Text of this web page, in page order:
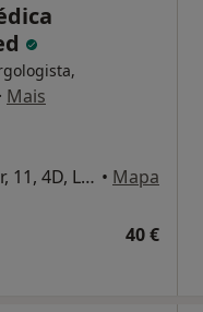
· Mais
Av. António Augusto de Aguiar, 11, 4D, Lisboa • Mapa
40 €